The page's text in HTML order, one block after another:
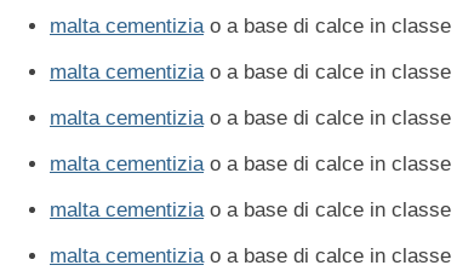
malta cementiziao a base di calce in classe
malta cementiziao a base di calce in classe
malta cementiziao a base di calce in classe
malta cementiziao a base di calce in classe
malta cementiziao a base di calce in classe
malta cementiziao a base di calce in classe